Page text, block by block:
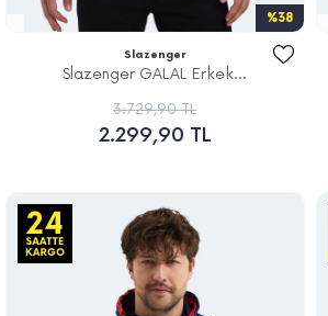
%38
Slazenger
Slazenger GALAL Erkek...
3.729,90 TL
2.299,90 TL